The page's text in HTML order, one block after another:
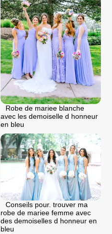
Robe de mariee blanche
avec les demoiselle d honneur
en bleu
Conseils pour. trouver ma
robe de mariee femme avec
des demoiselles d honneur en
bleu